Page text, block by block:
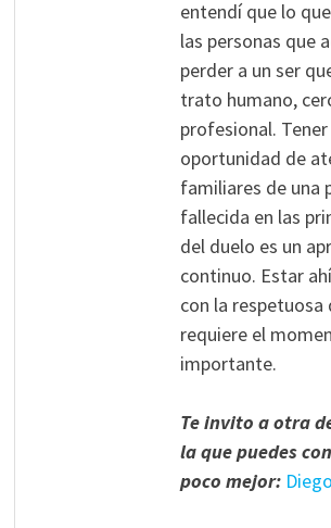
entendí que lo
las personas que
perder a un ser
trato humano,
profesional. Tener
oportunidad de
familiares de una
fallecida en las
del duelo es un
continuo. Estar
con la respetuosa
requiere el
importante.
Te invito a otra
la que puedes
poco mejor: